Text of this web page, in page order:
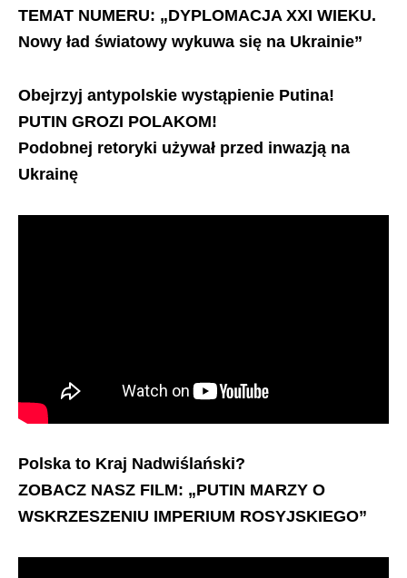
TEMAT NUMERU: „DYPLOMACJA XXI WIEKU.
Nowy ład światowy wykuwa się na Ukrainie”
Obejrzyj antypolskie wystąpienie Putina!
PUTIN GROZI POLAKOM!
Podobnej retoryki używał przed inwazją na
Ukrainę
Polska to Kraj Nadwiślański?
ZOBACZ NASZ FILM: „PUTIN MARZY O
WSKRZESZENIU IMPERIUM ROSYJSKIEGO”